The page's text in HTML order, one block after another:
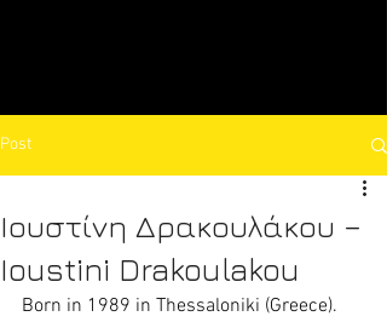
Post
Ιουστίνη Δρακουλάκου –
Ioustini Drakoulakou
Born in 1989 in Thessaloniki (Greece).